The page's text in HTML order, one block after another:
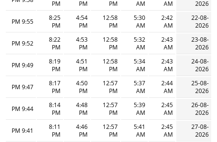
2026
AM
AM
PM
PM
PM
22-08-
2026
2:42
AM
5:30
AM
12:58
PM
4:54
PM
8:25
PM
9:55 PM
23-08-
2026
2:43
AM
5:32
AM
12:58
PM
4:53
PM
8:22
PM
9:52 PM
24-08-
2026
2:43
AM
5:34
AM
12:58
PM
4:51
PM
8:19
PM
9:49 PM
25-08-
2026
2:44
AM
5:37
AM
12:57
PM
4:50
PM
8:17
PM
9:47 PM
26-08-
2026
2:45
AM
5:39
AM
12:57
PM
4:48
PM
8:14
PM
9:44 PM
27-08-
2026
2:45
AM
5:41
AM
12:57
PM
4:46
PM
8:11
PM
9:41 PM